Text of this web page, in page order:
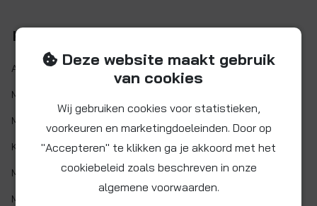
Kenmerken
Artikelnr.: CP-C15M03-E
Maat:
Materiaal:
Kleur: Zwart
Min. werktemp.: 1 °C
Max. werktemp.:
Deze website maakt gebruik
van cookies
Wij gebruiken cookies voor statistieken,
voorkeuren en marketingdoeleinden. Door op
"Accepteren" te klikken ga je akkoord met het
cookiebeleid zoals beschreven in onze
algemene voorwaarden.